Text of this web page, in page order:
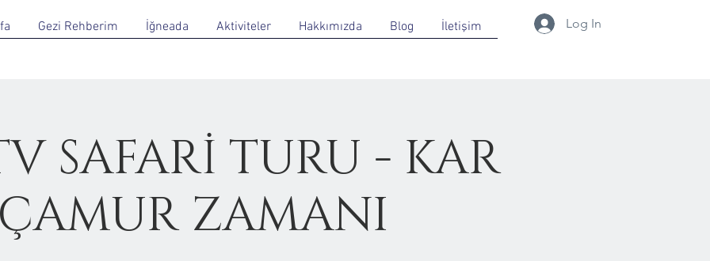
Gezi Rehberim İğneada Aktiviteler Hakkımızda Blog İletişim Log In
SAFARİ TURU - KAR
ZAMANI